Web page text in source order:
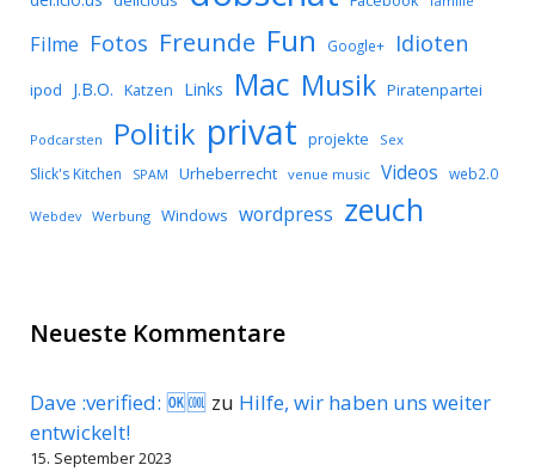
Filme Fotos Freunde Fun Google+ Idioten
ipod J.B.O. Katzen Links Mac Musik Piratenpartei
Podcarsten Politik privat projekte Sex
Slick's Kitchen SPAM Urheberrecht venue music Videos web2.0
Webdev Werbung Windows wordpress zeuch
Neueste Kommentare
Dave :verified: 🆗🆒 zu Hilfe, wir haben uns weiter
entwickelt!
15. September 2023